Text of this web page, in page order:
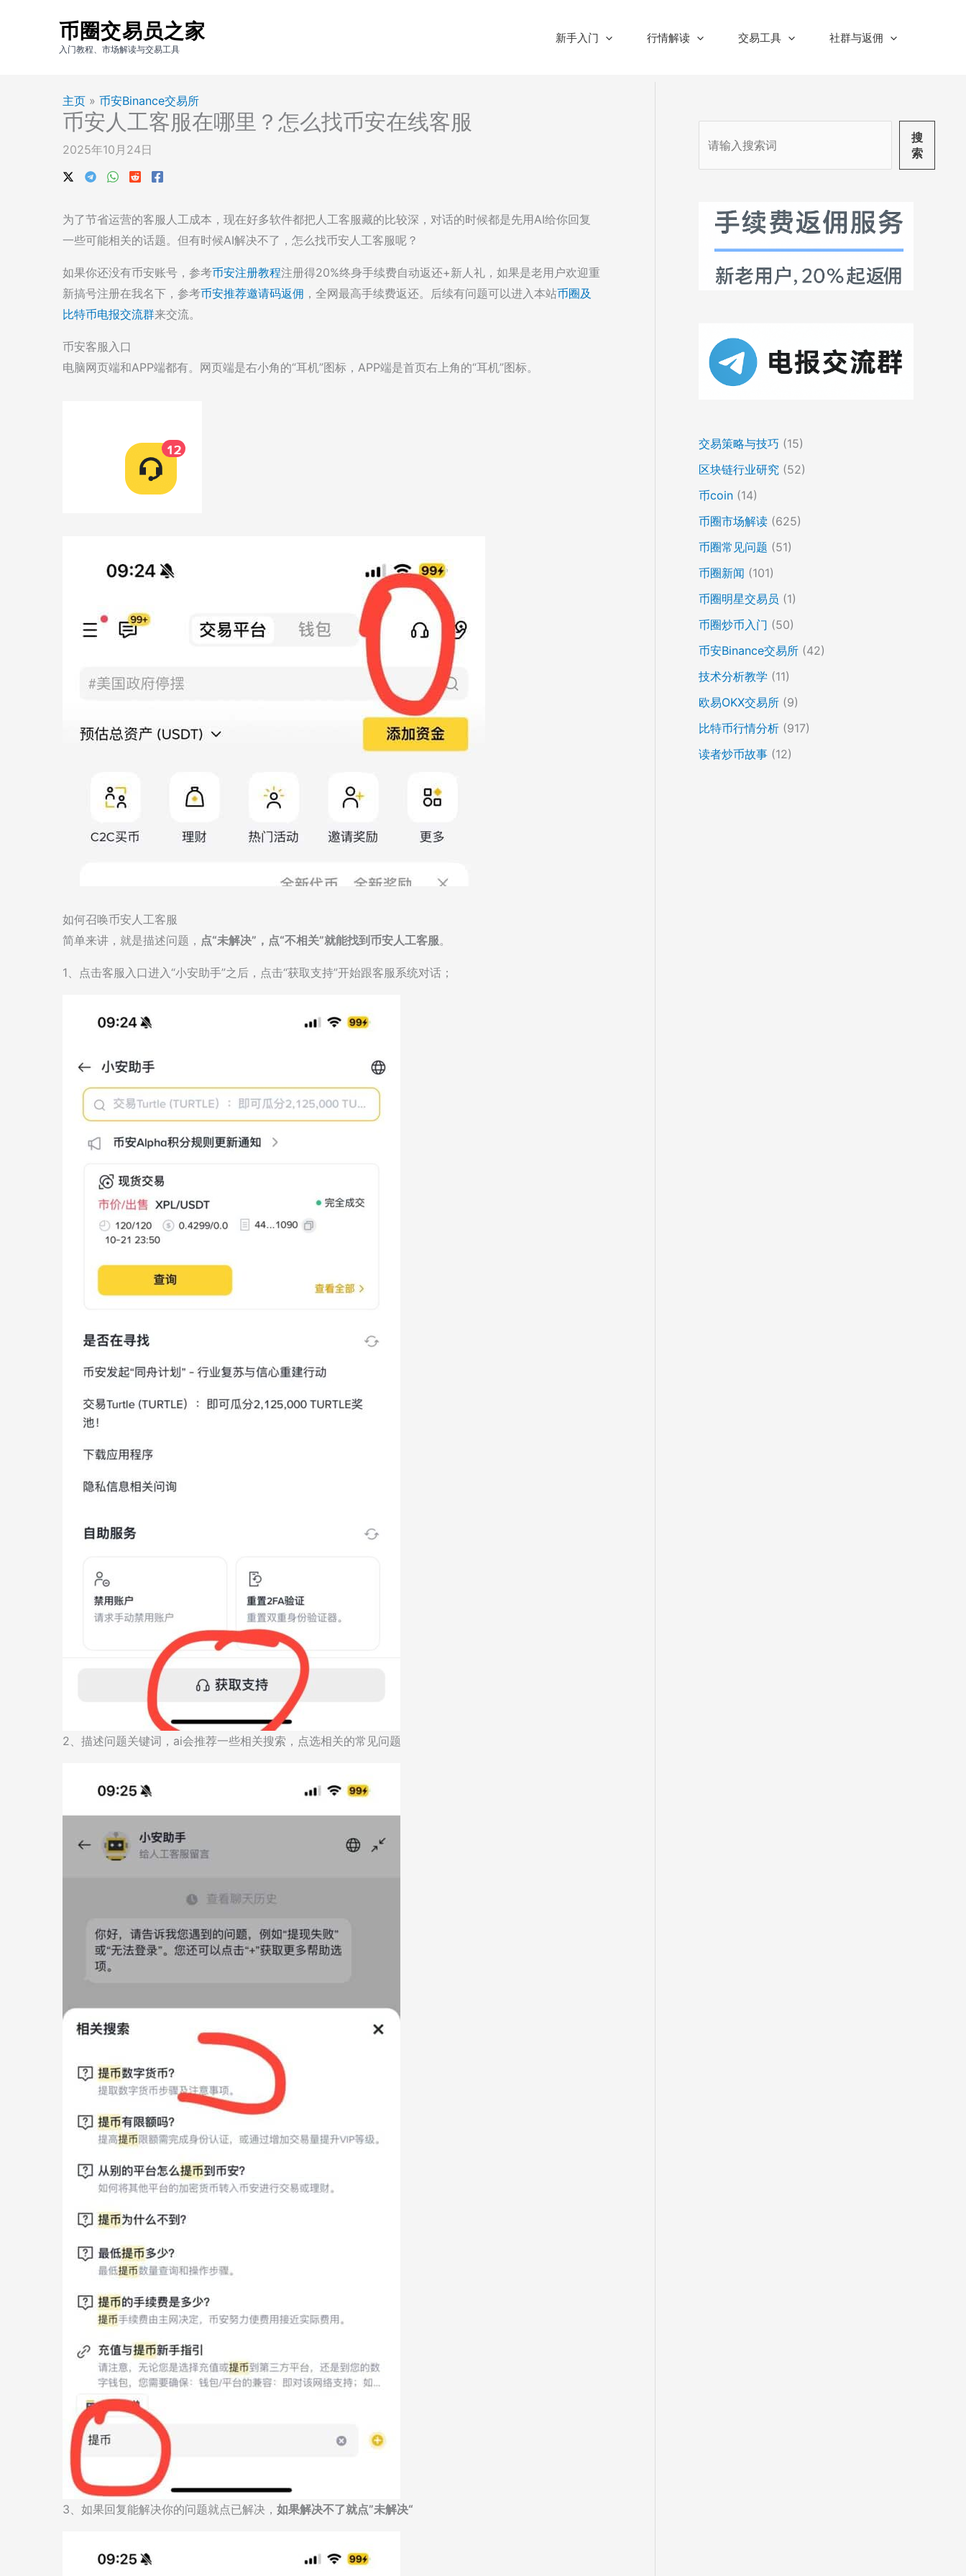
币圈交易员之家
入门教程、市场解读与交易工具
新手入门 行情解读 交易工具 社群与返佣
主页 » 币安Binance交易所
币安人工客服在哪里？怎么找币安在线客服
2025年10月24日
为了节省运营的客服人工成本，现在好多软件都把人工客服藏的比较深，对话的时候都是先用AI给你回复
一些可能相关的话题。但有时候AI解决不了，怎么找币安人工客服呢？
如果你还没有币安账号，参考币安注册教程注册得20%终身手续费自动返还+新人礼，如果是老用户欢迎重
新搞号注册在我名下，参考币安推荐邀请码返佣 ，全网最高手续费返还。后续有问题可以进入本站币圈及
比特币电报交流群来交流。
币安客服入口
电脑网页端和APP端都有。网页端是右小角的“耳机”图标，APP端是首页右上角的“耳机”图标。
如何召唤币安人工客服
简单来讲，就是描述问题， 点“未解决”，点“不相关”就能找到币安人工客服。
1、点击客服入口进入“小安助手”之后，点击“获取支持”开始跟客服系统对话；
2、描述问题关键词，ai会推荐一些相关搜索，点选相关的常见问题
3、如果回复能解决你的问题就点已解决， 如果解决不了就点”未解决“
搜
索
交易策略与技巧 (15)
区块链行业研究 (52)
币coin (14)
币圈市场解读 (625)
币圈常见问题 (51)
币圈新闻 (101)
币圈明星交易员 (1)
币圈炒币入门 (50)
币安Binance交易所 (42)
技术分析教学 (11)
欧易OKX交易所 (9)
比特币行情分析 (917)
读者炒币故事 (12)